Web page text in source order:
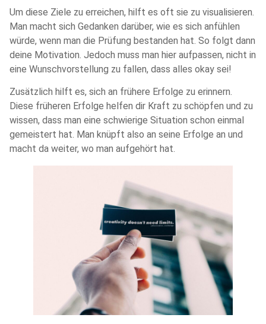
Um diese Ziele zu erreichen, hilft es oft sie zu visualisieren.
Man macht sich Gedanken darüber, wie es sich anfühlen
würde, wenn man die Prüfung bestanden hat. So folgt dann
deine Motivation. Jedoch muss man hier aufpassen, nicht in
eine Wunschvorstellung zu fallen, dass alles okay sei!
Zusätzlich hilft es, sich an frühere Erfolge zu erinnern.
Diese früheren Erfolge helfen dir Kraft zu schöpfen und zu
wissen, dass man eine schwierige Situation schon einmal
gemeistert hat. Man knüpft also an seine Erfolge an und
macht da weiter, wo man aufgehört hat.